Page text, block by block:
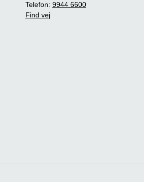
Telefon: 9944 6600
Find vej